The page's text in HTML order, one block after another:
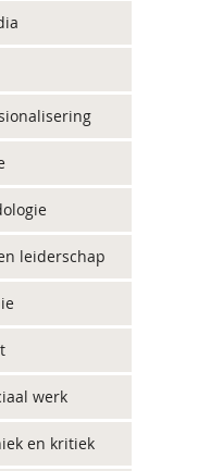
leiderschap
werk
en kritiek